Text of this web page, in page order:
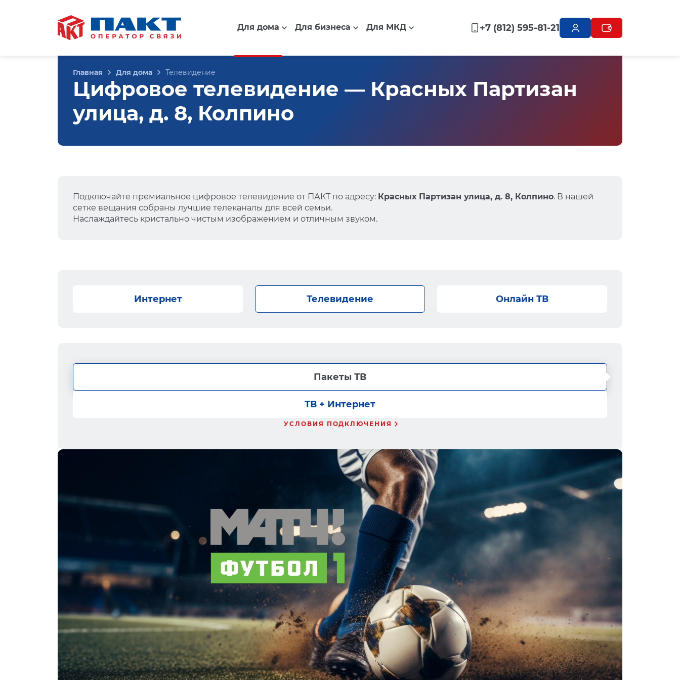
Для дома Для бизнеса Для МКД +7 (812) 595-81-21
Главная Для дома Телевидение
Цифровое телевидение — Красных Партизан
улица, д. 8, Колпино
Подключайте премиальное цифровое телевидение от ПАКТ по адресу: Красных Партизан улица, д. 8, Колпино. В нашей
сетке вещания собраны лучшие телеканалы для всей семьи.
Наслаждайтесь кристально чистым изображением и отличным звуком.
Интернет Телевидение Онлайн ТВ
Пакеты ТВ
ТВ + Интернет
УСЛОВИЯ ПОДКЛЮЧЕНИЯ